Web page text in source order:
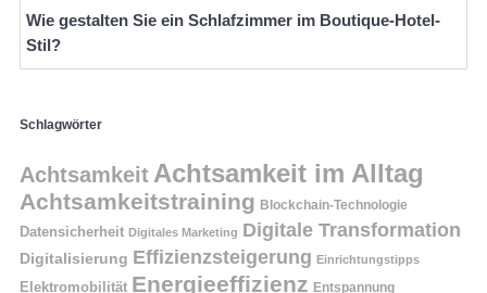
Wie gestalten Sie ein Schlafzimmer im Boutique-Hotel-
Stil?
Schlagwörter
Achtsamkeit Achtsamkeit im Alltag
Achtsamkeitstraining Blockchain-Technologie
Datensicherheit Digitales Marketing Digitale Transformation
Digitalisierung Effizienzsteigerung Einrichtungstipps
Elektromobilität Energieeffizienz Entspannung